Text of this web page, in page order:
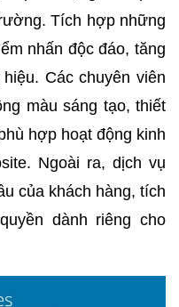
Tích hợp những
nhấn độc đáo, tăng
Các chuyên viên
màu sáng tạo, thiết
hợp hoạt động kinh
Ngoài ra, dịch vụ
của khách hàng, tích
dành riêng cho